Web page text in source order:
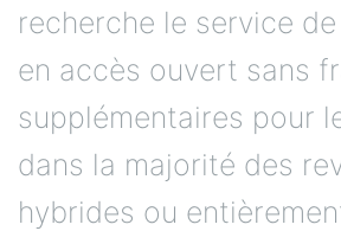
recherche le service
en accès ouvert sans
supplémentaires pour
dans la majorité des
hybrides ou